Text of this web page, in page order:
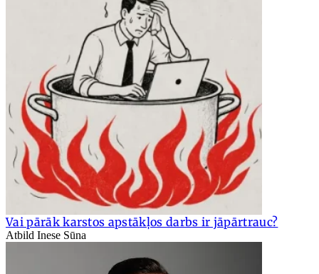
Vai pārāk karstos apstākļos darbs ir jāpārtrauc?
Atbild Inese Sūna